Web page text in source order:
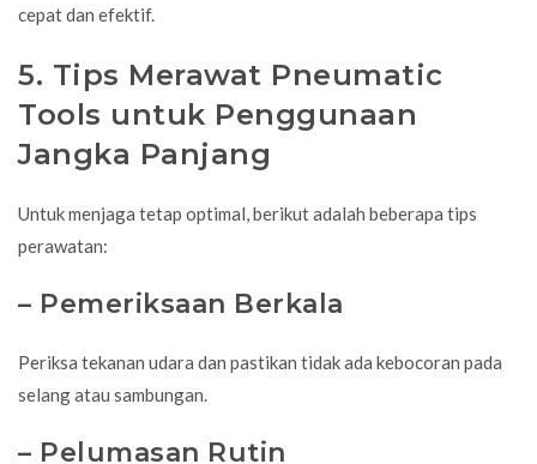
cepat dan efektif.
5. Tips Merawat Pneumatic
Tools untuk Penggunaan
Jangka Panjang
Untuk menjaga tetap optimal, berikut adalah beberapa tips
perawatan:
– Pemeriksaan Berkala
Periksa tekanan udara dan pastikan tidak ada kebocoran pada
selang atau sambungan.
– Pelumasan Rutin